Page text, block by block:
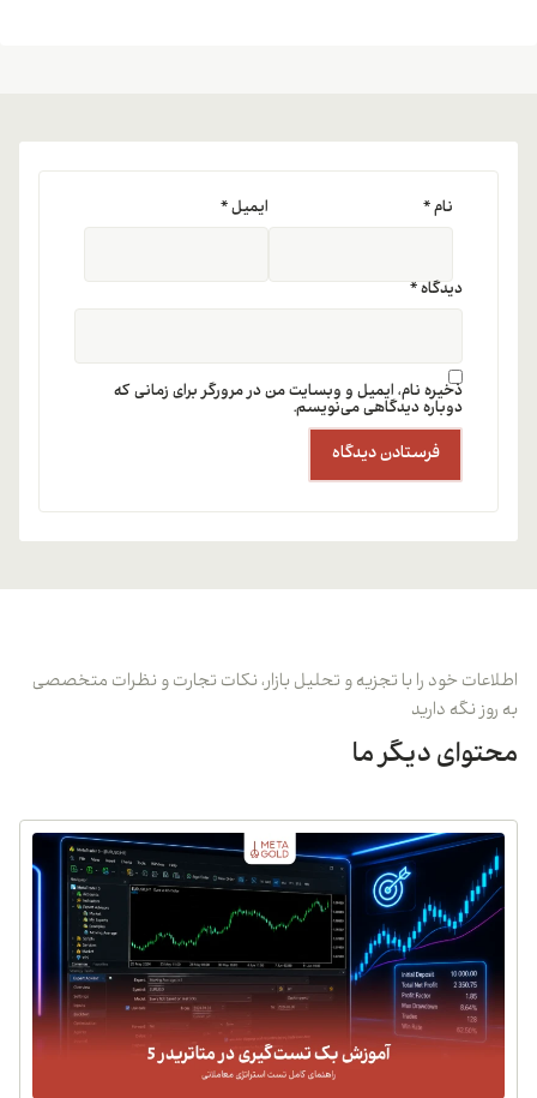
دیدگاه*
نام* ایمیل*
ذخیره نام، ایمیل و وبسایت من در مرورگر برای زمانی که
دوباره دیدگاهی می‌نویسم.
اطلاعات خود را با تجزیه و تحلیل بازار، نکات تجارت و نظرات متخصصی
به روز نگه دارید
محتوای دیگر ما